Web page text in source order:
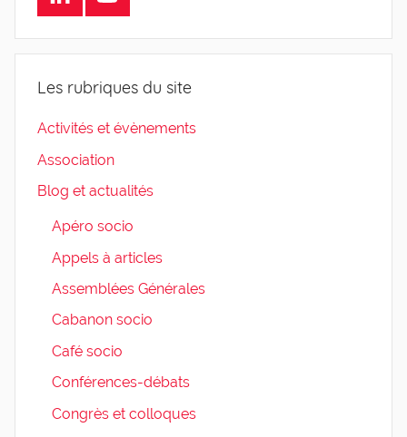
Les rubriques du site
Activités et évènements
Association
Blog et actualités
Apéro socio
Appels à articles
Assemblées Générales
Cabanon socio
Café socio
Conférences-débats
Congrès et colloques